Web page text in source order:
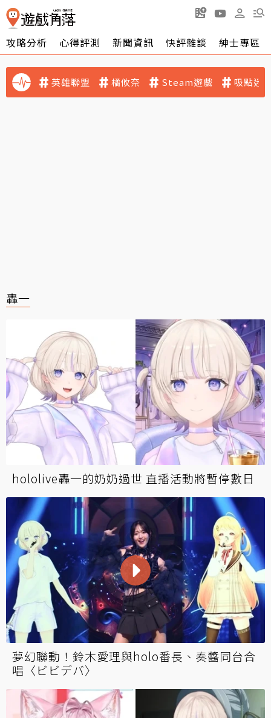
攻略分析 心得評測 新聞資訊 快評雜談 紳士專區
英雄聯盟 橘攸奈 Steam遊戲 吸點迷
轟一
hololive轟一的奶奶過世 直播活動將暫停數日
夢幻聯動！鈴木愛理與holo番長、奏醬同台合
唱〈ビビデバ〉